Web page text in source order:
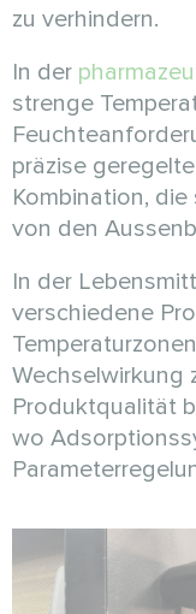
zu verhindern.
In der
strenge
präzise
Kombination,
von den
In der
verschiedene
Wechselwirkung
Produktqualität
wo